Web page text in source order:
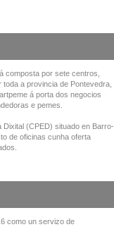
composta por sete centros,
a provincia de Pontevedra,
á porta dos negocios
e pemes.
(CPED) situado en Barro-
de oficinas cunha oferta
como un servizo de